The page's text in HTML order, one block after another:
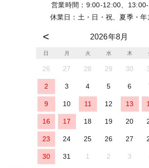
営業時間：9:00-12:00、
休業日：土・日・祝、夏季・年
2026年8月
日 月 火 水 木
26 27 28 29 30
2 3 4 5 6
9 10 11 12 13
16 17 18 19 20
23 24 25 26 27
30 31 1 2 3